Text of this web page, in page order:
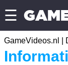
☰
GameVideos.nl